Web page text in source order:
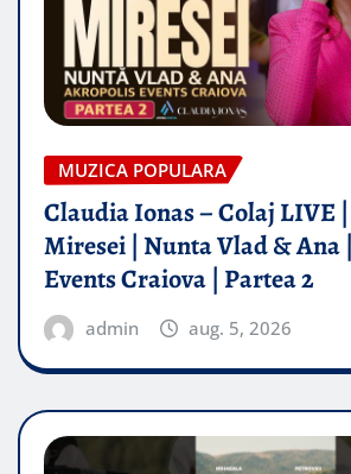
MUZICA POPULARA
Claudia Ionas – Colaj LIVE
Miresei | Nunta Vlad & Ana
Events Craiova | Partea 2
admin aug. 5, 2026